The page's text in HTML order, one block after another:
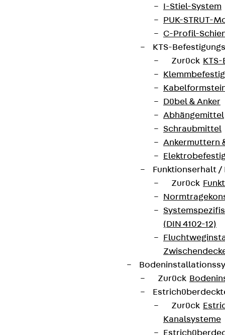
I-Stiel-System
PUK-STRUT-
C-Profil-
KTS-
Zurück
Dübel & Anker
Abhängemittel
Schraubmittel
Ankermuttern
Funktionserhalt
Zurück
(DIN 4102-12)
Zurück
Zurück
Kanalsysteme